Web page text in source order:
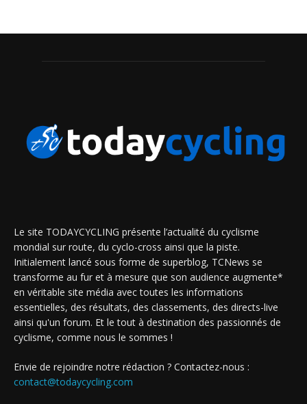
Le site TODAYCYCLING présente l’actualité du cyclisme
mondial sur route, du cyclo-cross ainsi que la piste.
Initialement lancé sous forme de superblog, TCNews se
transforme au fur et à mesure que son audience augmente*
en véritable site média avec toutes les informations
essentielles, des résultats, des classements, des directs-live
ainsi qu'un forum. Et le tout à destination des passionnés de
cyclisme, comme nous le sommes !
Envie de rejoindre notre rédaction ? Contactez-nous :
contact@todaycycling.com